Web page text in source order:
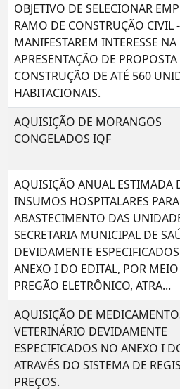
OBJETIVO DE SELECIONAR
RAMO DE CONSTRUÇÃO CIVIL
MANIFESTAREM INTERESSE NA
APRESENTAÇÃO DE PROPOSTA
CONSTRUÇÃO DE ATÉ 560
HABITACIONAIS.
AQUISIÇÃO DE MORANGOS
CONGELADOS IQF
AQUISIÇÃO ANUAL ESTIMADA
INSUMOS HOSPITALARES
ABASTECIMENTO DAS
SECRETARIA MUNICIPAL DE
DEVIDAMENTE
ANEXO I DO EDITAL, POR
PREGÃO ELETRÔNICO, ATRA...
AQUISIÇÃO DE
VETERINÁRIO DEVIDAMENTE
ESPECIFICADOS NO ANEXO I
ATRAVÉS DO SISTEMA DE
PREÇOS.